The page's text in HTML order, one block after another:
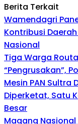
Berita Terkait
Wamendagri
Kontribusi
Nasional
Tiga Warga
“Pengrusakan”,
Mesin PAN
Diperketat, Satu
Besar
Magang